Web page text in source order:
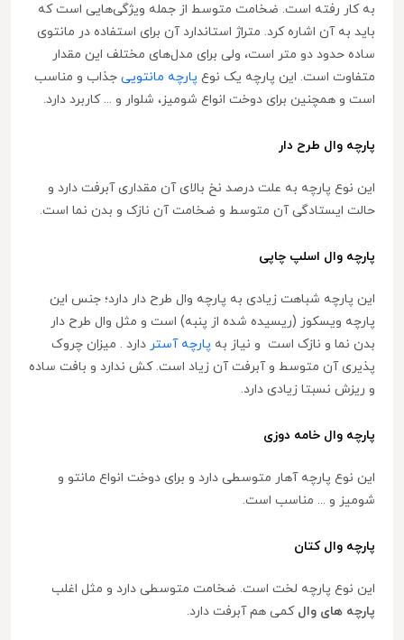
به کار رفته است. ضخامت متوسط از جمله ویژگی‌هایی است که
باید به آن اشاره کرد. متراژ استاندارد آن برای استفاده در مانتوی
ساده حدود دو متر است، ولی برای مدل‌های مختلف این مقدار
متفاوت است. این پارچه یک نوع پارچه مانتویی جذاب و مناسب
است و همچنین برای دوخت انواع شومیز، شلوار و ... کاربرد دارد.
پارچه وال طرح دار
این نوع پارچه به علت درصد نخ بالای آن مقداری آبرفت دارد و
حالت ایستادگی آن متوسط و ضخامت آن نازک و بدن نما است.
پارچه وال اسلپ چاپی
این پارچه شباهت زیادی به پارچه وال طرح دار دارد؛ جنس این
پارچه ویسکوز (ریسیده شده از پنبه) است و مثل وال طرح دار
بدن نما و نازک است و نیاز به پارچه آستر دارد . میزان چروک
پذیری آن متوسط و آبرفت آن زیاد است. کش ندارد و بافت ساده
و ریزش نسبتا زیادی دارد.
پارچه وال خامه دوزی
این نوع پارچه آهار متوسطی دارد و برای دوخت انواع مانتو و
شومیز و ... مناسب است.
پارچه وال کتان
این نوع پارچه لخت است. ضخامت متوسطی دارد و مثل اغلب
پارچه های وال کمی هم آبرفت دارد.